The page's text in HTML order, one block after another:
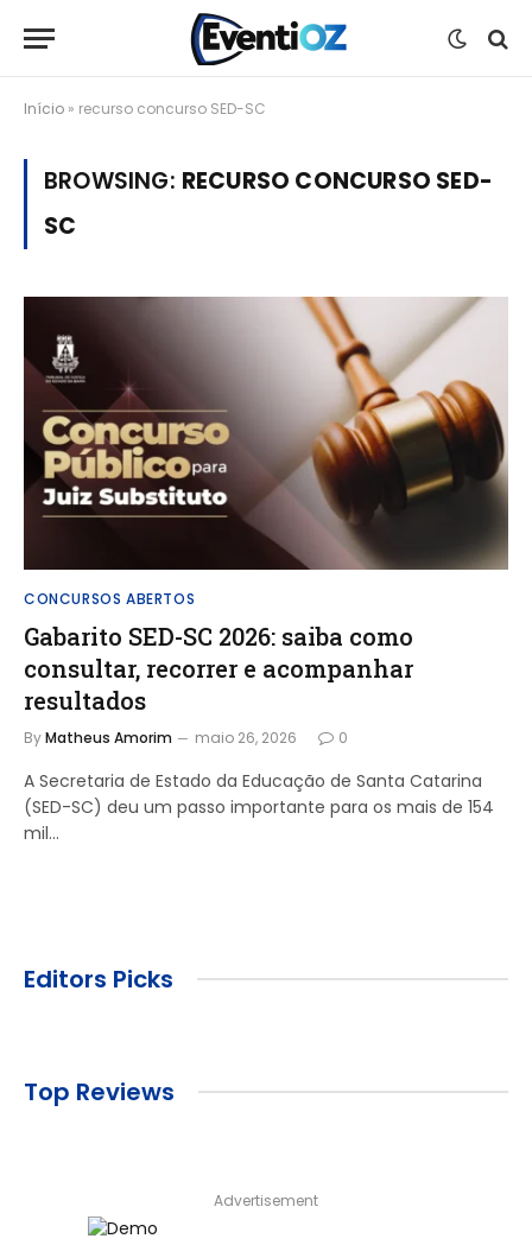
Início » recurso concurso SED-SC
BROWSING: RECURSO CONCURSO SED-
SC
CONCURSOS ABERTOS
Gabarito SED-SC 2026: saiba como
consultar, recorrer e acompanhar
resultados
ByMatheus Amorim maio 26, 2026 0
A Secretaria de Estado da Educação de Santa Catarina
(SED-SC) deu um passo importante para os mais de 154
mil…
Editors Picks
Top Reviews
Advertisement